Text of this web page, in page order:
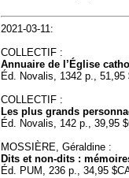
2021-03-11:
COLLECTIF :
Annuaire de l’Église
Éd. Novalis, 1342 p., 51,95
COLLECTIF :
Les plus grands
Éd. Novalis, 142 p., 39,95
MOSSIÈRE, Géraldine :
Dits et non-dits :
Éd. PUM, 236 p., 34,95